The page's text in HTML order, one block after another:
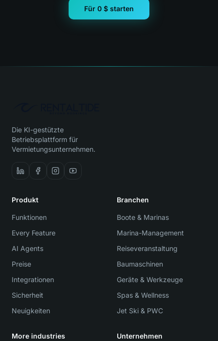
Für 0 $ starten
Die KI-gestützte
Betriebsplattform für
Vermietungsunternehmen.
Produkt
Funktionen
Every Feature
AI Agents
Preise
Integrationen
Sicherheit
Neuigkeiten
Branchen
Boote & Marinas
Marina-Management
Reiseveranstaltung
Baumaschinen
Geräte & Werkzeuge
Spas & Wellness
Jet Ski & PWC
More industries Unternehmen